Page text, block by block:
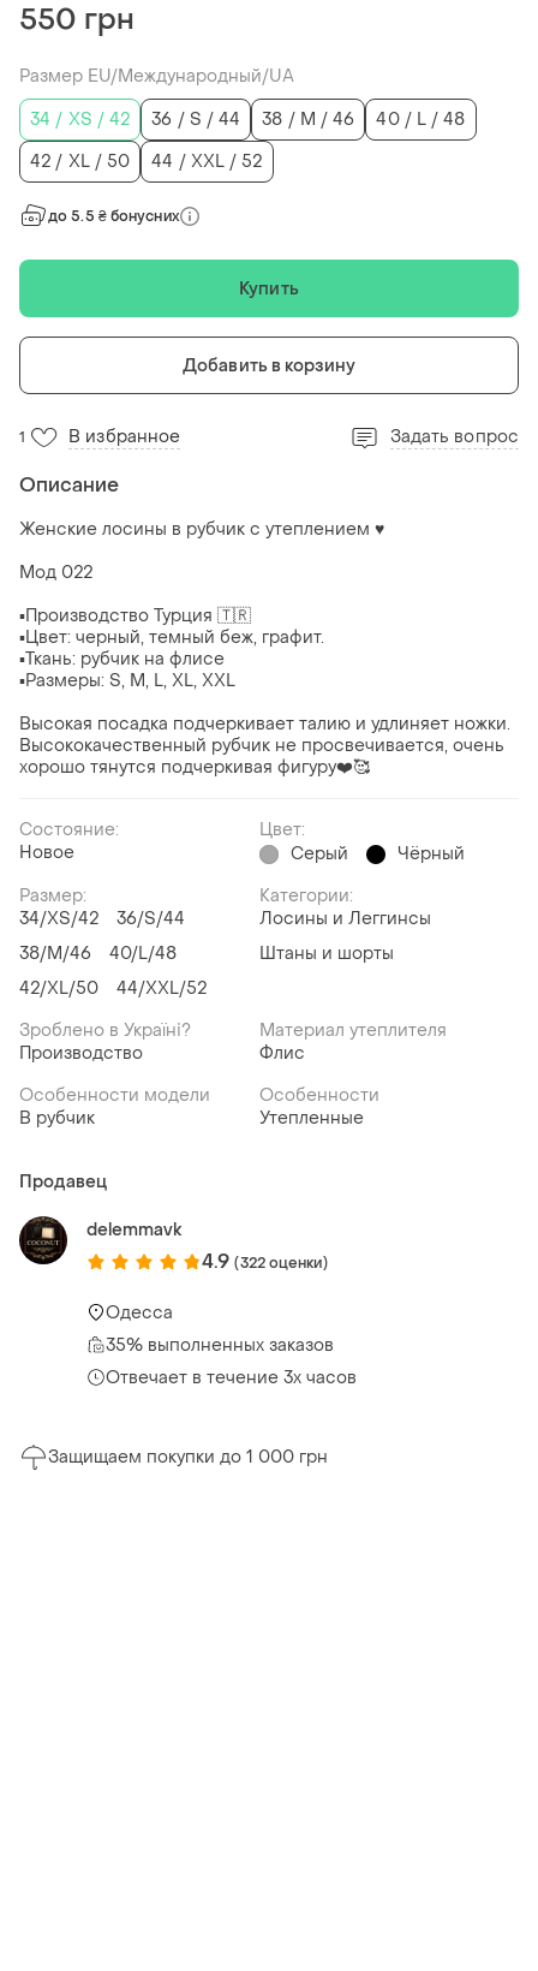
550 грн
Размер EU/Международный/UA
34 / XS / 42
36 / S / 44 38 / M / 46
40 / L / 48
42 / XL / 50
44 / XXL / 52
до 5.5 ₴ бонусних
Купить
Добавить в корзину
1 В избранное Задать вопрос
Описание
Женские лосины в рубчик с утеплением ♥️
Мод 022
▪️Производство Турция 🇹🇷
▪️Цвет: черный, темный беж, графит.
▪️Ткань: рубчик на флисе
▪️Размеры: S, M, L, XL, XXL
Высокая посадка подчеркивает талию и удлиняет ножки.
Высококачественный рубчик не просвечивается, очень
хорошо тянутся подчеркивая фигуру❤️🥰
Состояние:
Новое
Цвет:
Серый
Чёрный
Размер:
34/XS/42
36/S/44
38/M/46
40/L/48
42/XL/50
44/XXL/52
Категории:
Лосины и Леггинсы
Штаны и шорты
Зроблено в Україні?
Производство
Материал утеплителя
Флис
Особенности модели
В рубчик
Особенности
Утепленные
Продавец
delemmavk
4.9 (322 оценки)
Одесса
35% выполненных заказов
Отвечает в течение 3х часов
Защищаем покупки до 1 000 грн